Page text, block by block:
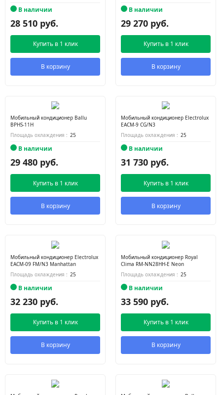
В наличии
28 510 руб.
Купить в 1 клик
В корзину
В наличии
29 270 руб.
Купить в 1 клик
В корзину
Мобильный кондиционер Ballu
BPHS-11H
Площадь охлаждения : 25
В наличии
29 480 руб.
Купить в 1 клик
В корзину
Мобильный кондиционер Electrolux
EACM-9 CG/N3
Площадь охлаждения : 25
В наличии
31 730 руб.
Купить в 1 клик
В корзину
Мобильный кондиционер Electrolux
EACM-09 FM/N3 Manhattan
Площадь охлаждения : 25
В наличии
32 230 руб.
Купить в 1 клик
В корзину
Мобильный кондиционер Royal
Clima RM-NN28HH-E Neon
Площадь охлаждения : 25
В наличии
33 590 руб.
Купить в 1 клик
В корзину